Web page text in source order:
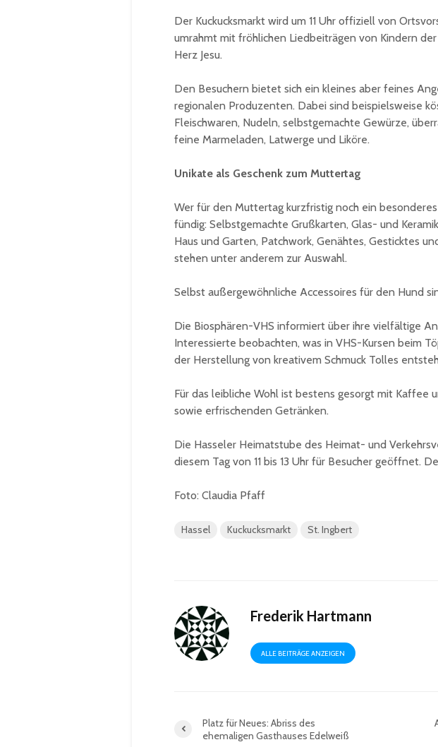
Der Kuckucksmarkt wird um 11 Uhr offiziell von
umrahmt mit fröhlichen Liedbeiträgen von Kindern
Herz Jesu.
Den Besuchern bietet sich ein kleines aber feines
regionalen Produzenten. Dabei sind beispielsweise
Fleischwaren, Nudeln, selbstgemachte Gewürze,
feine Marmeladen, Latwerge und Liköre.
Unikate als Geschenk zum Muttertag
Wer für den Muttertag kurzfristig noch ein
fündig: Selbstgemachte Grußkarten, Glas- und
Haus und Garten, Patchwork, Genähtes, Gesticktes
stehen unter anderem zur Auswahl.
Selbst außergewöhnliche Accessoires für den Hund
Die Biosphären-VHS informiert über ihre vielfältige
Interessierte beobachten, was in VHS-Kursen beim
der Herstellung von kreativem Schmuck Tolles
Für das leibliche Wohl ist bestens gesorgt mit Kaffee
sowie erfrischenden Getränken.
Die Hasseler Heimatstube des Heimat- und
diesem Tag von 11 bis 13 Uhr für Besucher geöffnet.
Foto: Claudia Pfaff
Hassel Kuckucksmarkt St. Ingbert
Frederik Hartmann
ALLE BEITRÄGE ANZEIGEN
Platz für Neues: Abriss des
ehemaligen Gasthauses Edelweiß